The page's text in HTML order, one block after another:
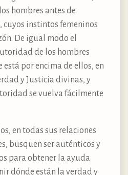
hombres antes de
cuyos instintos femeninos
De igual modo el
de los hombres
por encima de ellos, en
y Justicia divinas, y
se vuelva fácilmente
en todas sus relaciones
busquen ser auténticos y
para obtener la ayuda
dónde están la verdad y